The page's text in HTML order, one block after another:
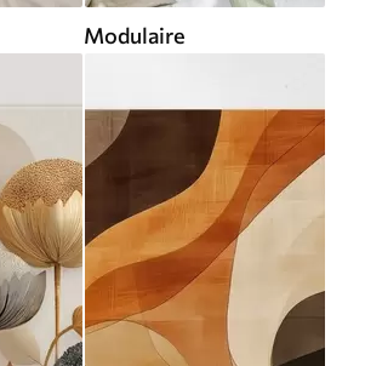
Modulaire